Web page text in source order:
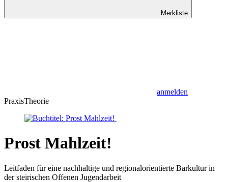
Merkliste
anmelden
PraxisTheorie
Prost Mahlzeit!
Leitfaden für eine nachhaltige und regionalorientierte Barkultur in
der steirischen Offenen Jugendarbeit